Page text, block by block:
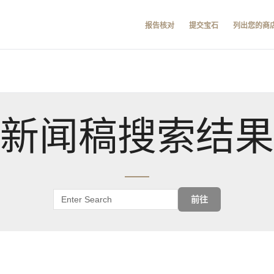
报告核对 提交宝石 列出您的商
新闻稿搜索结果
前往